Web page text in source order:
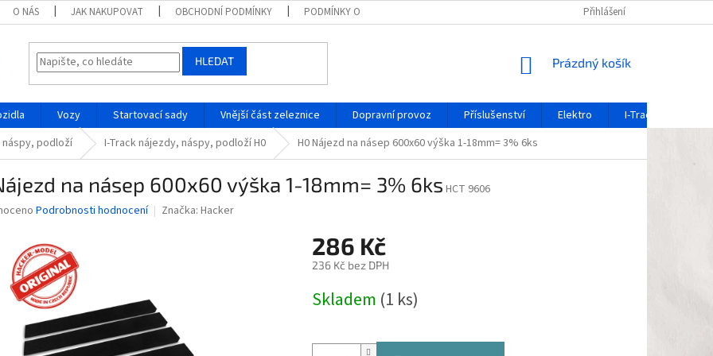
O NÁS JAK NAKUPOVAT OBCHODNÍ PODMÍNKY PODMÍNKY OCHRANY OSOBNÍCH ÚDAJŮ REKLAMAČNÍ FORMULÁŘ
Přihlášení
HLEDAT
NÁKUPNÍ
Prázdný košík
Vozy Startovací sady Vnější část zeleznice Dopravní provoz Příslušenství Elektro
I-Track / systém
náspy, podloží I-Track nájezdy, náspy, podloží H0 H0 Nájezd na násep 600x60 výška 1-18mm= 3% 6ks
na násep 600x60 výška 1-18mm= 3% 6ks HCT 9606
Podrobnosti hodnocení Značka: Hacker
286 Kč
236 Kč bez DPH
cena:
Skladem (1 ks)